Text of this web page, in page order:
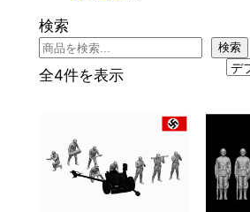
品
検索
検索
全4件を表示